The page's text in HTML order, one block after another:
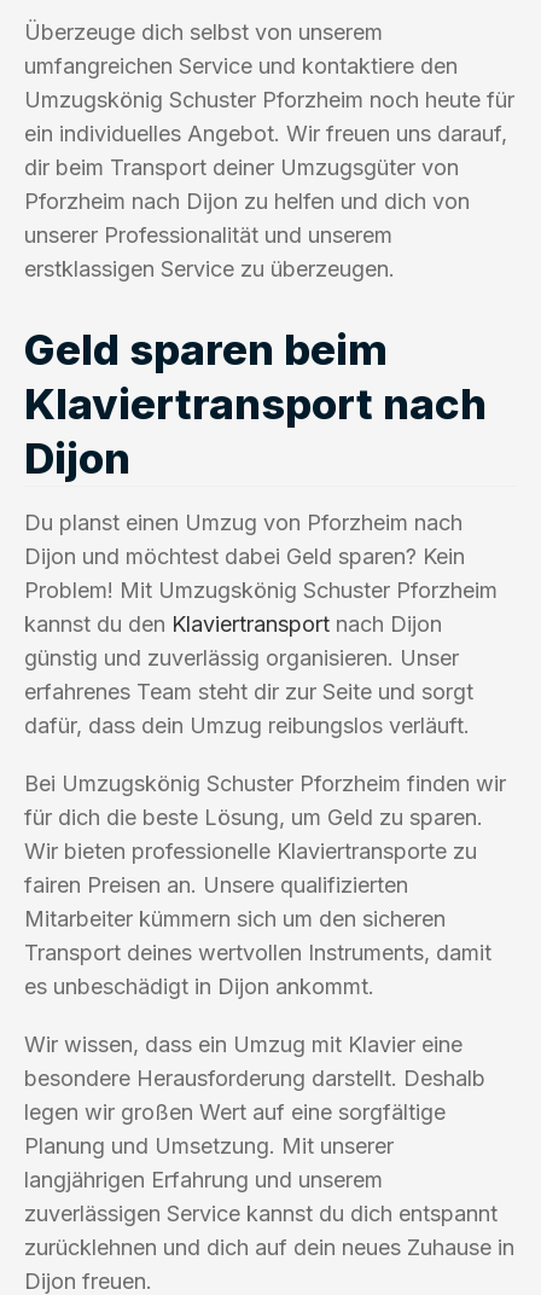
Überzeuge dich selbst von unserem
umfangreichen Service und kontaktiere den
Umzugskönig Schuster Pforzheim noch heute für
ein individuelles Angebot. Wir freuen uns darauf,
dir beim Transport deiner Umzugsgüter von
Pforzheim nach Dijon zu helfen und dich von
unserer Professionalität und unserem
erstklassigen Service zu überzeugen.
Geld sparen beim
Klaviertransport nach
Dijon
Du planst einen Umzug von Pforzheim nach
Dijon und möchtest dabei Geld sparen? Kein
Problem! Mit Umzugskönig Schuster Pforzheim
kannst du den Klaviertransport nach Dijon
günstig und zuverlässig organisieren. Unser
erfahrenes Team steht dir zur Seite und sorgt
dafür, dass dein Umzug reibungslos verläuft.
Bei Umzugskönig Schuster Pforzheim finden wir
für dich die beste Lösung, um Geld zu sparen.
Wir bieten professionelle Klaviertransporte zu
fairen Preisen an. Unsere qualifizierten
Mitarbeiter kümmern sich um den sicheren
Transport deines wertvollen Instruments, damit
es unbeschädigt in Dijon ankommt.
Wir wissen, dass ein Umzug mit Klavier eine
besondere Herausforderung darstellt. Deshalb
legen wir großen Wert auf eine sorgfältige
Planung und Umsetzung. Mit unserer
langjährigen Erfahrung und unserem
zuverlässigen Service kannst du dich entspannt
zurücklehnen und dich auf dein neues Zuhause in
Dijon freuen.